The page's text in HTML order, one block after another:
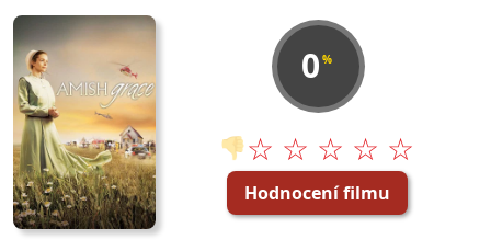
0 %
👎☆ ☆ ☆ ☆ ☆
Hodnocení filmu